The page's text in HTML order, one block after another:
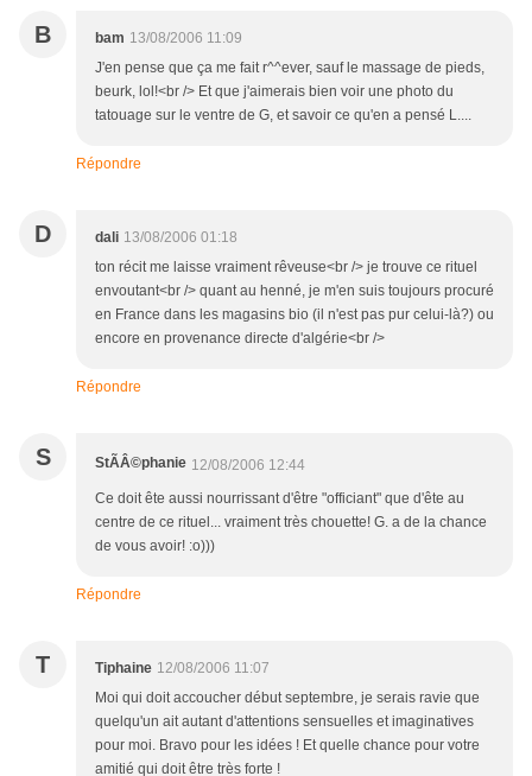
B bam 13/08/2006 11:09
J'en pense que ça me fait r^^ever, sauf le massage de pieds,
beurk, lol!<br /> Et que j'aimerais bien voir une photo du
tatouage sur le ventre de G, et savoir ce qu'en a pensé L....
Répondre
D dali 13/08/2006 01:18
ton récit me laisse vraiment rêveuse<br /> je trouve ce rituel
envoutant<br /> quant au henné, je m'en suis toujours procuré
en France dans les magasins bio (il n'est pas pur celui-là?) ou
encore en provenance directe d'algérie<br />
Répondre
S StÃÂ©phanie 12/08/2006 12:44
Ce doit ête aussi nourrissant d'être "officiant" que d'ête au
centre de ce rituel... vraiment très chouette! G. a de la chance
de vous avoir! :o)))
Répondre
T Tiphaine 12/08/2006 11:07
Moi qui doit accoucher début septembre, je serais ravie que
quelqu'un ait autant d'attentions sensuelles et imaginatives
pour moi. Bravo pour les idées ! Et quelle chance pour votre
amitié qui doit être très forte !